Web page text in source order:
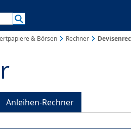
& Börsen Rechner
Anleihen-Rechner